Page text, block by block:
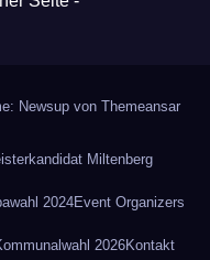
Newsup von Themeansar
Miltenberg
2024Event Organizers
2026Kontakt